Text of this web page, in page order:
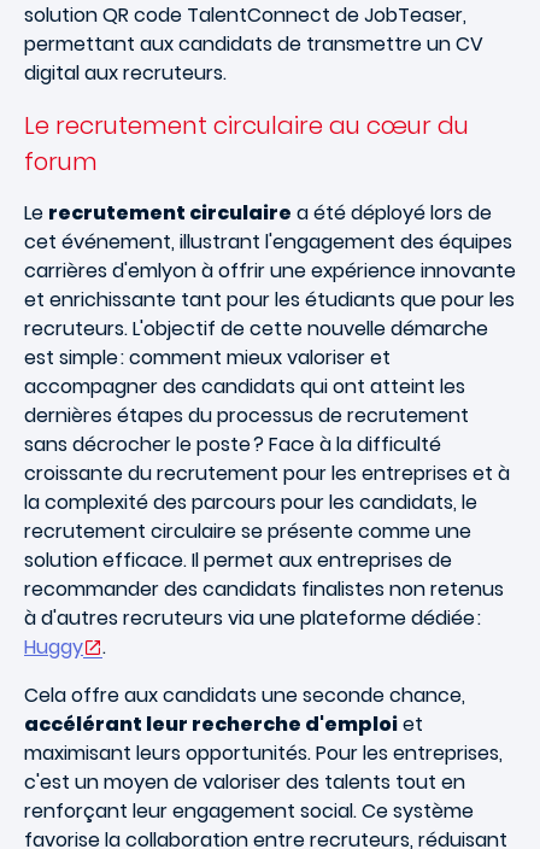
solution QR code TalentConnect de JobTeaser,
permettant aux candidats de transmettre un CV
digital aux recruteurs.
Le recrutement circulaire au cœur du
forum
Le recrutement circulaire a été déployé lors de
cet événement, illustrant l'engagement des équipes
carrières d'emlyon à offrir une expérience innovante
et enrichissante tant pour les étudiants que pour les
recruteurs. L'objectif de cette nouvelle démarche
est simple : comment mieux valoriser et
accompagner des candidats qui ont atteint les
dernières étapes du processus de recrutement
sans décrocher le poste ? Face à la difficulté
croissante du recrutement pour les entreprises et à
la complexité des parcours pour les candidats, le
recrutement circulaire se présente comme une
solution efficace. Il permet aux entreprises de
recommander des candidats finalistes non retenus
à d'autres recruteurs via une plateforme dédiée :
Huggy
.
Cela offre aux candidats une seconde chance,
accélérant leur recherche d'emploiet
maximisant leurs opportunités. Pour les entreprises,
c'est un moyen de valoriser des talents tout en
renforçant leur engagement social. Ce système
favorise la collaboration entre recruteurs, réduisant